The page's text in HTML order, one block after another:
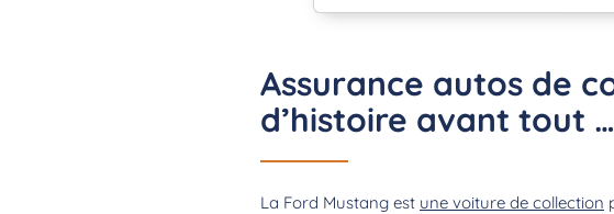
Assurance autos de
d’histoire avant tout …
La Ford Mustang est une voiture de collection